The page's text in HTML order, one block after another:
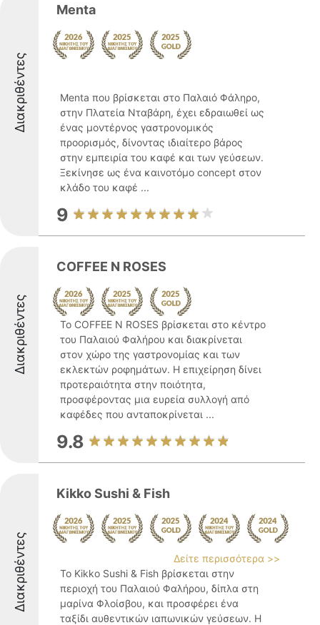
Διακριθέντες
Menta
Menta που βρίσκεται στο Παλαιό Φάληρο,
στην Πλατεία Νταβάρη, έχει εδραιωθεί ως
ένας μοντέρνος γαστρονομικός
προορισμός, δίνοντας ιδιαίτερο βάρος
στην εμπειρία του καφέ και των γεύσεων.
Ξεκίνησε ως ένα καινοτόμο concept στον
κλάδο του καφέ ...
9
Διακριθέντες
COFFEE N ROSES
Το COFFEE N ROSES βρίσκεται στο κέντρο
του Παλαιού Φαλήρου και διακρίνεται
στον χώρο της γαστρονομίας και των
εκλεκτών ροφημάτων. Η επιχείρηση δίνει
προτεραιότητα στην ποιότητα,
προσφέροντας μια ευρεία συλλογή από
καφέδες που ανταποκρίνεται ...
9.8
Διακριθέντες
Kikko Sushi & Fish
Δείτε περισσότερα >>
Το Kikko Sushi & Fish βρίσκεται στην
περιοχή του Παλαιού Φαλήρου, δίπλα στη
μαρίνα Φλοίσβου, και προσφέρει ένα
ταξίδι αυθεντικών ιαπωνικών γεύσεων. Η